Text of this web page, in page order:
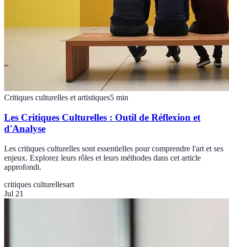
Critiques culturelles et artistiques5 min
Les Critiques Culturelles : Outil de Réflexion et
d'Analyse
Les critiques culturelles sont essentielles pour comprendre l'art et ses
enjeux. Explorez leurs rôles et leurs méthodes dans cet article
approfondi.
critiques culturellesart
Jul 21